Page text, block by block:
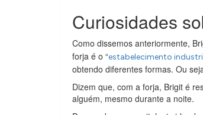
Curiosidades
Como dissemos anteriormente,
forja é o “estabelecimento
obtendo diferentes formas. Ou
Dizem que, com a forja, Brigit é
alguém, mesmo durante a noite.